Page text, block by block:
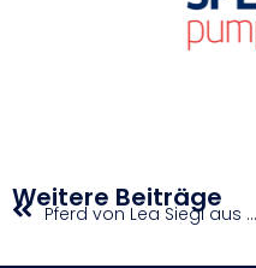
Weitere Beiträge Pferd von Lea Siegl aus Olympia-Bewerb genommen